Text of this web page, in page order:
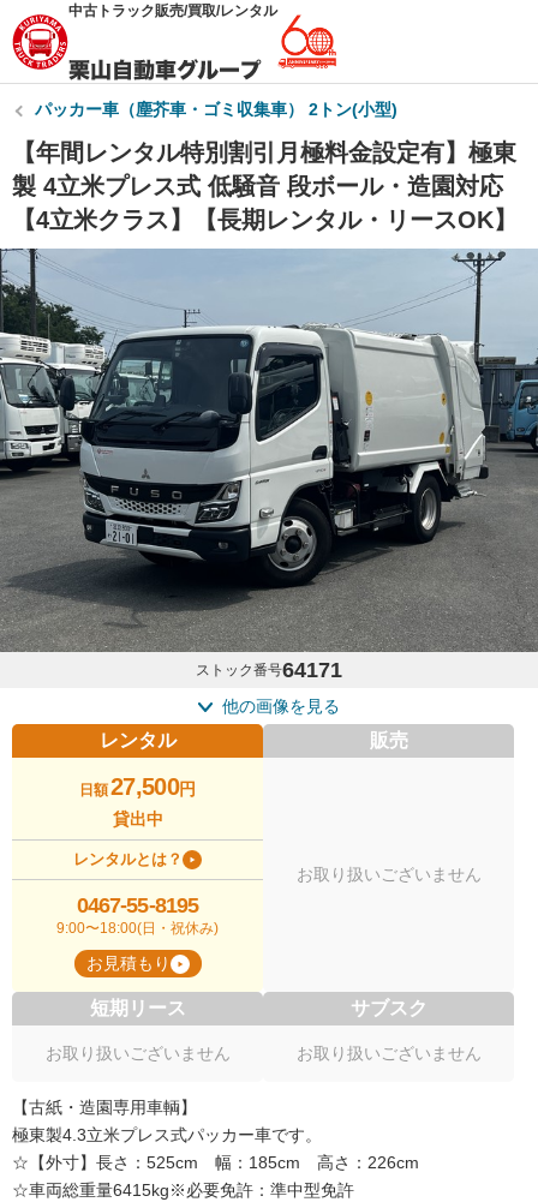
中古トラック販売/買取/レンタル
パッカー車（塵芥車・ゴミ収集車） 2トン(小型)
【年間レンタル特別割引月極料金設定有】極東
製 4立米プレス式 低騒音 段ボール・造園対応
【4立米クラス】【長期レンタル・リースOK】
ストック番号64171
他の画像を見る
レンタル
日額27,500円
貸出中
レンタルとは？
0467-55-8195
9:00〜18:00(日・祝休み)
お見積もり
販売
お取り扱いございません
短期リース
お取り扱いございません
サブスク
お取り扱いございません
【古紙・造園専用車輌】
極東製4.3立米プレス式パッカー車です。
☆【外寸】長さ：525cm 幅：185cm 高さ：226cm
☆車両総重量6415kg※必要免許：準中型免許